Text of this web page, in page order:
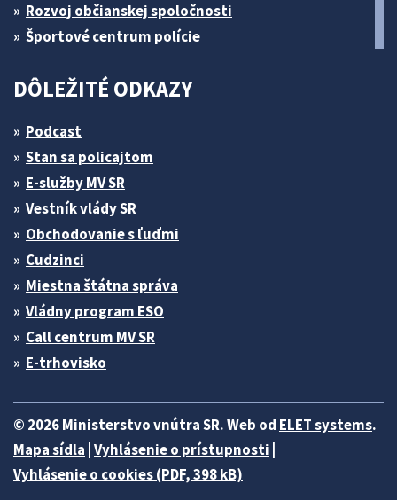
Rozvoj občianskej spoločnosti
Športové centrum polície
DÔLEŽITÉ ODKAZY
Podcast
Stan sa policajtom
E-služby MV SR
Vestník vlády SR
Obchodovanie s ľuďmi
Cudzinci
Miestna štátna správa
Vládny program ESO
Call centrum MV SR
E-trhovisko
© 2026 Ministerstvo vnútra SR. Web od ELET systems.
Mapa sídla Vyhlásenie o prístupnosti
Vyhlásenie o cookies (PDF, 398 kB)